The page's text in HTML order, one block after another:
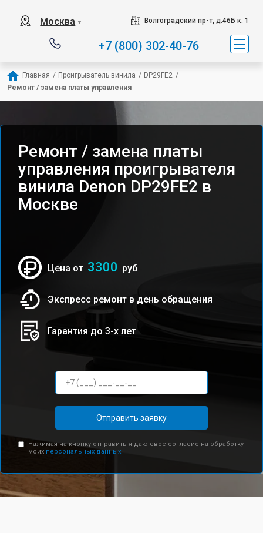
Москва ▼ Волгоградский пр-т, д.46Б к. 1
+7 (800) 302-40-76
Главная / Проигрыватель винила / DP29FE2 /
Ремонт / замена платы управления
Ремонт / замена платы
управления проигрывателя
винила Denon DP29FE2 в
Москве
Цена от 3300 руб
Экспресс ремонт в день обращения
Гарантия до 3-х лет
Отправить заявку
Нажимая на кнопку отправить я даю свое согласие на обработку
моих персональных данных.